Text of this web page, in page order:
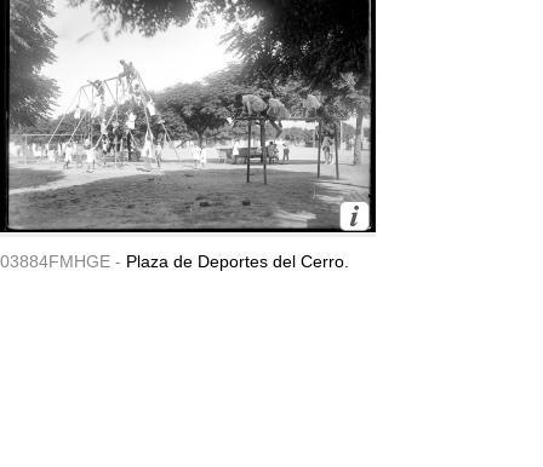
03884FMHGE - Plaza de Deportes del Cerro.